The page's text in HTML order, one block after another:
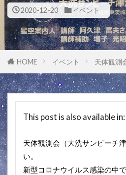
2020-12-20 イベント
HOME イベント 天体観測
This post is also available in:
天体観測会（大洗サンビーチ
い。
新型コロナウイルス感染の中